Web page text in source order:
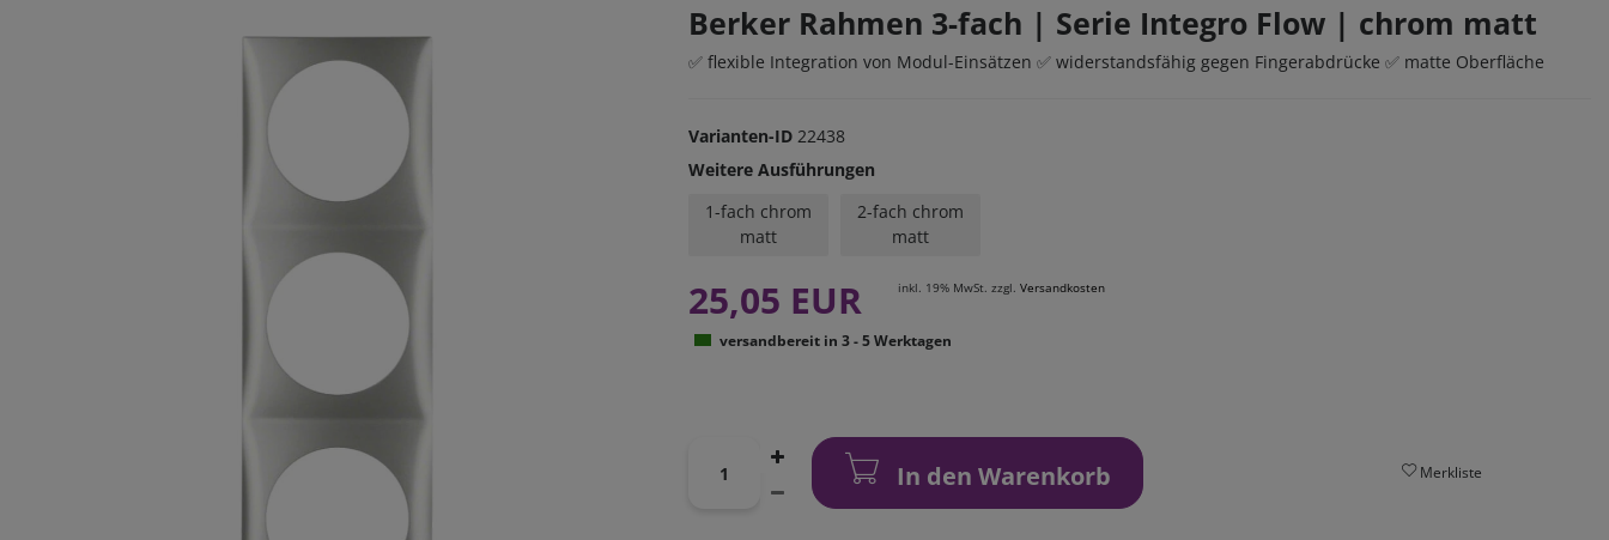
Berker Rahmen 3-fach | Serie Integro Flow | chrom matt
✅ flexible Integration von Modul-Einsätzen ✅ widerstandsfähig gegen Fingerabdrücke ✅ matte Oberfläche
Varianten-ID 22438
Weitere Ausführungen
1-fach chrom
matt
2-fach chrom
matt
25,05 EUR inkl. 19% MwSt. zzgl. Versandkosten
versandbereit in 3 - 5 Werktagen
In den Warenkorb Merkliste